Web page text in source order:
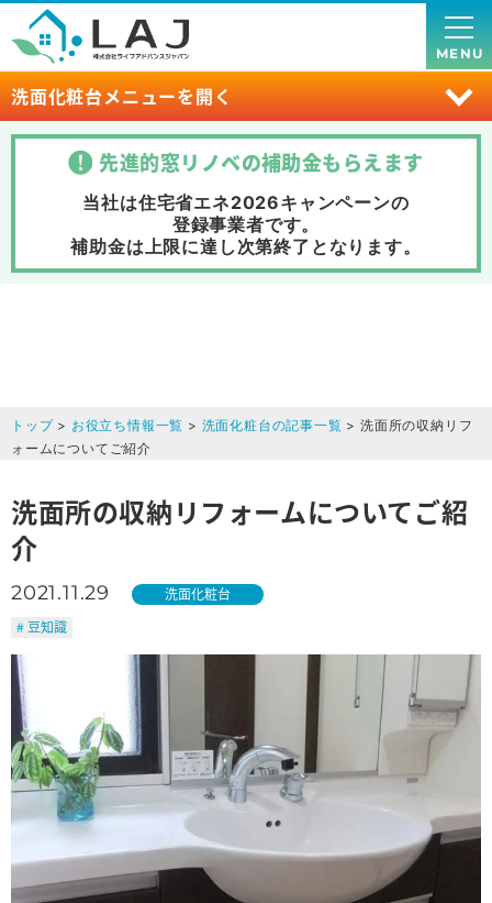
洗面化粧台メニューを開く
MENU
先進的窓リノベの補助金もらえます
当社は住宅省エネ2026キャンペーンの
登録事業者です。
補助金は上限に達し次第終了 となります。
トップ> お役立ち情報一覧 > 洗面化粧台の記事一覧 > 洗面所の収納リフ
ォームについてご紹介
洗面所の収納リフォームについてご紹
介
2021.11.29
洗面化粧台
# 豆知識